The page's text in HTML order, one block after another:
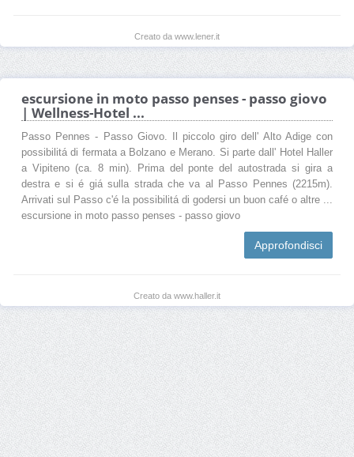
Creato da www.lener.it
escursione in moto passo penses - passo giovo
| Wellness-Hotel ...
Passo Pennes - Passo Giovo. Il piccolo giro dell' Alto Adige con
possibilitá di fermata a Bolzano e Merano. Si parte dall' Hotel Haller
a Vipiteno (ca. 8 min). Prima del ponte del autostrada si gira a
destra e si é giá sulla strada che va al Passo Pennes (2215m).
Arrivati sul Passo c'é la possibilitá di godersi un buon café o altre ...
escursione in moto passo penses - passo giovo
Approfondisci
Creato da www.haller.it